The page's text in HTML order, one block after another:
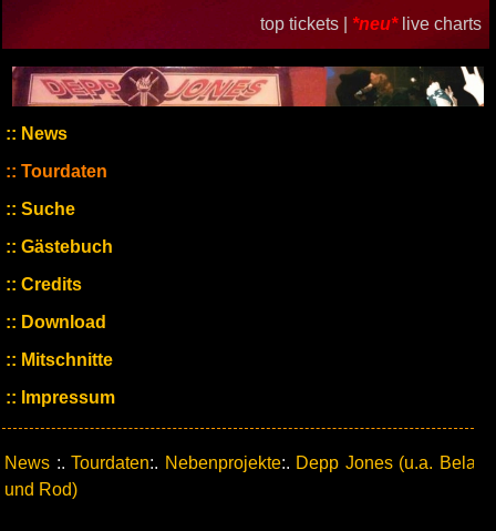
top tickets | *neu* live charts
News
Tourdaten
Suche
Gästebuch
Credits
Download
Mitschnitte
Impressum
News :.Tourdaten:. Nebenprojekte:. Depp Jones (u.a. Bela
und Rod)